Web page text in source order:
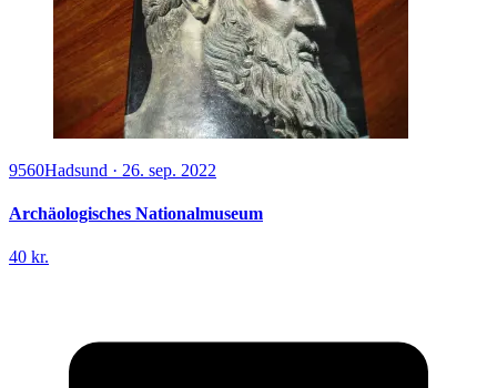
9560Hadsund · 26. sep. 2022
Archäologisches Nationalmuseum
40 kr.